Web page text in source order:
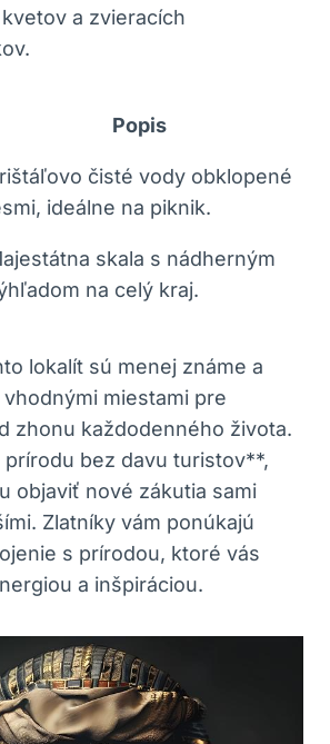
a zvieracích
Popis
čisté vody ⁤obklopené
ideálne ‌na piknik.
skala s nádherným‍
na celý kraj.
lokalít sú menej známe⁣ a
miestami pre
zhonu každodenného života.
bez ​davu turistov**,
objaviť nové ​zákutia sami
Zlatníky vám ponúkajú‌
s prírodou, ktoré ⁢vás⁤
a inšpiráciou.